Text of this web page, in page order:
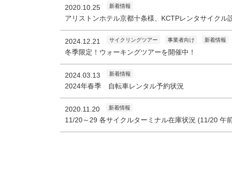
2020.10.25 新着情報
アリストンホテル京都十条様、KCTPレンタサイクル
2024.12.21 サイクリングツアー 事業者向け 新着情報
冬季限定！ウォーキングツアーを開催中！
2024.03.13 新着情報
2024年春季 自転車レンタル予約状況
2020.11.20 新着情報
11/20～29 各サイクルターミナル在庫状況 (11/20 午